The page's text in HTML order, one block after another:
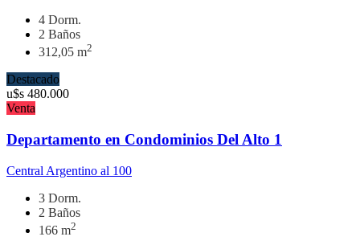
4 Dorm.
2 Baños
312,05 m2
Destacado
u$s 480.000
Venta
Departamento en Condominios Del Alto 1
Central Argentino al 100
3 Dorm.
2 Baños
166 m2